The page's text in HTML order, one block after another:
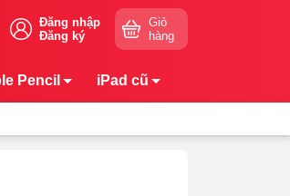
Đăng nhập
Đăng ký
Giỏ
hàng
Pencil iPad cũ